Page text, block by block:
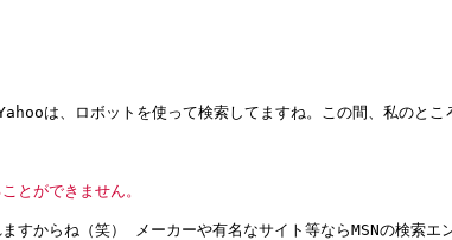
は、ロボットを使って検索してますね。この間、私のとこ
とができません。
からね（笑） メーカーや有名なサイト等ならMSNの検索